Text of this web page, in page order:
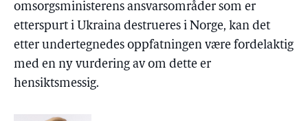
omsorgsministerens ansvarsområder som er
etterspurt i Ukraina destrueres i Norge, kan det
etter undertegnedes oppfatningen være fordelaktig
med en ny vurdering av om dette er
hensiktsmessig.